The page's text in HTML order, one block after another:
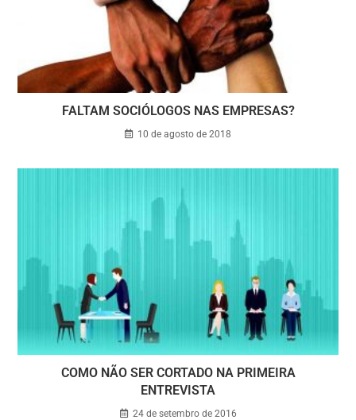
FALTAM SOCIÓLOGOS NAS EMPRESAS?
10 de agosto de 2018
COMO NÃO SER CORTADO NA PRIMEIRA
ENTREVISTA
24 de setembro de 2016